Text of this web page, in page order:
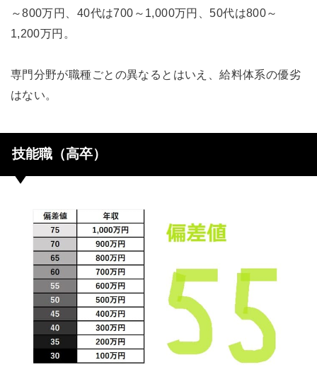
～800万円、40代は700～1,000万円、50代は800～
1,200万円。
専門分野が職種ごとの異なるとはいえ、給料体系の優劣
はない。
技能職（高卒）